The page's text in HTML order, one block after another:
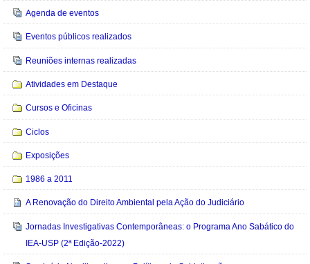
Agenda de eventos
Eventos públicos realizados
Reuniões internas realizadas
Atividades em Destaque
Cursos e Oficinas
Ciclos
Exposições
1986 a 2011
A Renovação do Direito Ambiental pela Ação do Judiciário
Jornadas Investigativas Contemporâneas: o Programa Ano Sabático do
IEA-USP (2ª Edição-2022)